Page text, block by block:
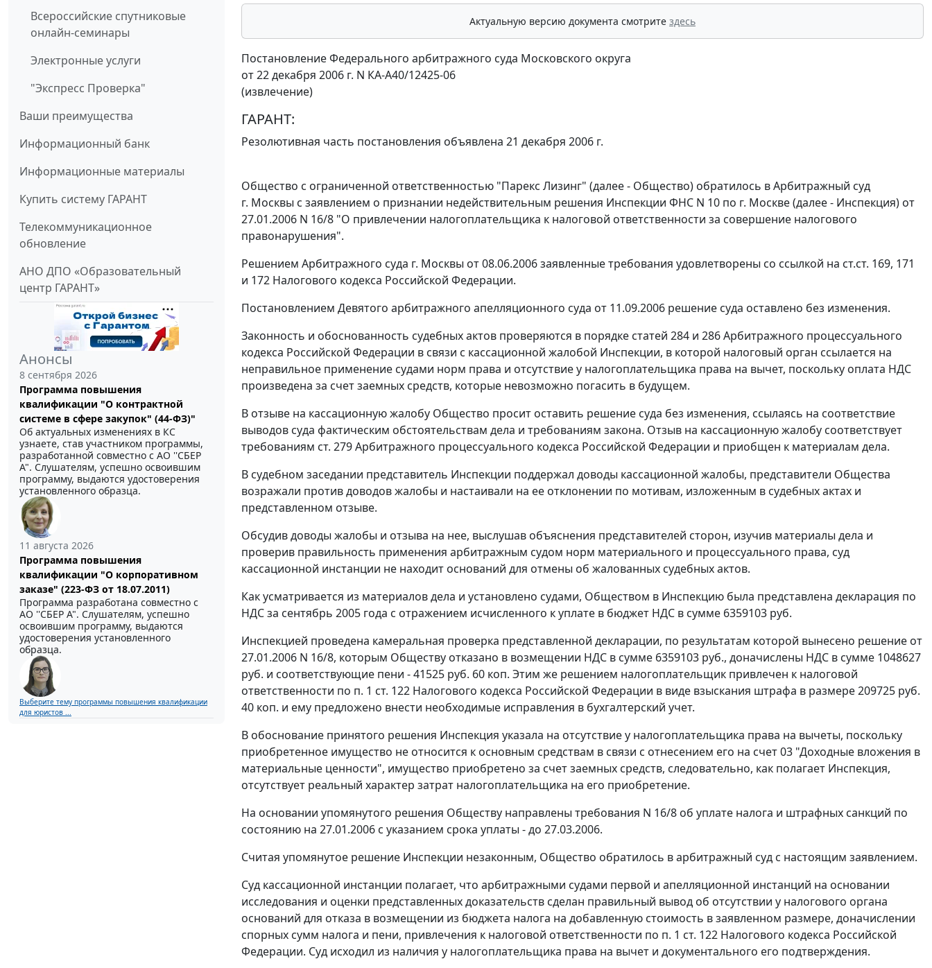
Всероссийские спутниковые
онлайн-семинары
Электронные услуги
"Экспресс Проверка"
Ваши преимущества
Информационный банк
Информационные материалы
Купить систему ГАРАНТ
Телекоммуникационное
обновление
АНО ДПО «Образовательный
центр ГАРАНТ»
Анонсы
8 сентября 2026
Программа повышения
квалификации "О контрактной
системе в сфере закупок" (44-ФЗ)"
Об актуальных изменениях в КС
узнаете, став участником программы,
разработанной совместно с АО ''СБЕР
А". Слушателям, успешно освоившим
программу, выдаются удостоверения
установленного образца.
11 августа 2026
Программа повышения
квалификации "О корпоративном
заказе" (223-ФЗ от 18.07.2011)
Программа разработана совместно с
АО ''СБЕР А". Слушателям, успешно
освоившим программу, выдаются
удостоверения установленного
образца.
Выберите тему программы повышения квалификации
для юристов ...
Актуальную версию документа смотрите здесь
Постановление Федерального арбитражного суда Московского округа
от 22 декабря 2006 г. N КА-А40/12425-06
(извлечение)
ГАРАНТ:
Резолютивная часть постановления объявлена 21 декабря 2006 г.
Общество с ограниченной ответственностью "Парекс Лизинг" (далее - Общество) обратилось в Арбитражный суд
г. Москвы с заявлением о признании недействительным решения Инспекции ФНС N 10 по г. Москве (далее - Инспекция) от
27.01.2006 N 16/8 "О привлечении налогоплательщика к налоговой ответственности за совершение налогового
правонарушения".
Решением Арбитражного суда г. Москвы от 08.06.2006 заявленные требования удовлетворены со ссылкой на ст.ст. 169, 171
и 172 Налогового кодекса Российской Федерации.
Постановлением Девятого арбитражного апелляционного суда от 11.09.2006 решение суда оставлено без изменения.
Законность и обоснованность судебных актов проверяются в порядке статей 284 и 286Арбитражного процессуального
кодекса Российской Федерации в связи с кассационной жалобой Инспекции, в которой налоговый орган ссылается на
неправильное применение судами норм права и отсутствие у налогоплательщика права на вычет, поскольку оплата НДС
произведена за счет заемных средств, которые невозможно погасить в будущем.
В отзыве на кассационную жалобу Общество просит оставить решение суда без изменения, ссылаясь на соответствие
выводов суда фактическим обстоятельствам дела и требованиям закона. Отзыв на кассационную жалобу соответствует
требованиям ст. 279Арбитражного процессуального кодекса Российской Федерации и приобщен к материалам дела.
В судебном заседании представитель Инспекции поддержал доводы кассационной жалобы, представители Общества
возражали против доводов жалобы и настаивали на ее отклонении по мотивам, изложенным в судебных актах и
представленном отзыве.
Обсудив доводы жалобы и отзыва на нее, выслушав объяснения представителей сторон, изучив материалы дела и
проверив правильность применения арбитражным судом норм материального и процессуального права, суд
кассационной инстанции не находит оснований для отмены об жалованных судебных актов.
Как усматривается из материалов дела и установлено судами, Обществом в Инспекцию была представлена декларация по
НДС за сентябрь 2005 года с отражением исчисленного к уплате в бюджет НДС в сумме 6359103 руб.
Инспекцией проведена камеральная проверка представленной декларации, по результатам которой вынесено решение от
27.01.2006 N 16/8, которым Обществу отказано в возмещении НДС в сумме 6359103 руб., доначислены НДС в сумме 1048627
руб. и соответствующие пени - 41525 руб. 60 коп. Этим же решением налогоплательщик привлечен к налоговой
ответственности по п. 1 ст. 122 Налогового кодекса Российской Федерации в виде взыскания штрафа в размере 209725 руб.
40 коп. и ему предложено внести необходимые исправления в бухгалтерский учет.
В обоснование принятого решения Инспекция указала на отсутствие у налогоплательщика права на вычеты, поскольку
приобретенное имущество не относится к основным средствам в связи с отнесением его на счет 03 "Доходные вложения в
материальные ценности", имущество приобретено за счет заемных средств, следовательно, как полагает Инспекция,
отсутствует реальный характер затрат налогоплательщика на его приобретение.
На основании упомянутого решения Обществу направлены требования N 16/8 об уплате налога и штрафных санкций по
состоянию на 27.01.2006 с указанием срока уплаты - до 27.03.2006.
Считая упомянутое решение Инспекции незаконным, Общество обратилось в арбитражный суд с настоящим заявлением.
Суд кассационной инстанции полагает, что арбитражными судами первой и апелляционной инстанций на основании
исследования и оценки представленных доказательств сделан правильный вывод об отсутствии у налогового органа
оснований для отказа в возмещении из бюджета налога на добавленную стоимость в заявленном размере, доначислении
спорных сумм налога и пени, привлечения к налоговой ответственности по п. 1 ст. 122 Налогового кодекса Российской
Федерации. Суд исходил из наличия у налогоплательщика права на вычет и документального его подтверждения.